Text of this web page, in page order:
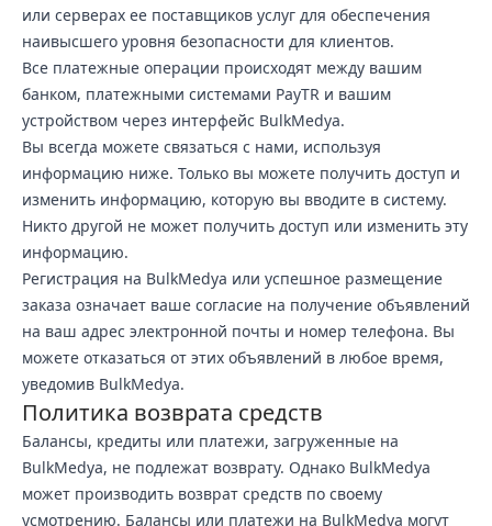
или серверах ее поставщиков услуг для обеспечения
наивысшего уровня безопасности для клиентов.
Все платежные операции происходят между вашим
банком, платежными системами PayTR и вашим
устройством через интерфейс BulkMedya.
Вы всегда можете связаться с нами, используя
информацию ниже. Только вы можете получить доступ и
изменить информацию, которую вы вводите в систему.
Никто другой не может получить доступ или изменить эту
информацию.
Регистрация на BulkMedya или успешное размещение
заказа означает ваше согласие на получение объявлений
на ваш адрес электронной почты и номер телефона. Вы
можете отказаться от этих объявлений в любое время,
уведомив BulkMedya.
Политика возврата средств
Балансы, кредиты или платежи, загруженные на
BulkMedya, не подлежат возврату. Однако BulkMedya
может производить возврат средств по своему
усмотрению. Балансы или платежи на BulkMedya могут